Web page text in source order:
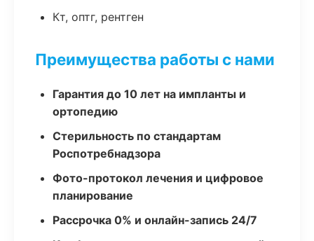
Кт, оптг, рентген
Преимущества работы с нами
Гарантия до 10 лет на импланты и
ортопедию
Стерильность по стандартам
Роспотребнадзора
Фото-протокол лечения и цифровое
планирование
Рассрочка 0% и онлайн-запись 24/7